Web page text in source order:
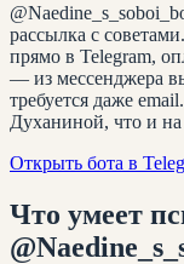
рассылка с
прямо в Telegram,
— из мессенджера
требуется даже
Духаниной, что и на
Открыть бота в
Что умеет